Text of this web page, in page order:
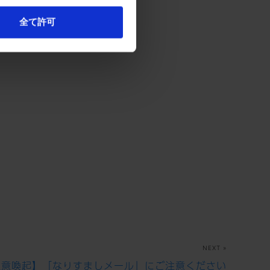
全て許可
NEXT »
喚起】「なりすましメール」にご注意ください